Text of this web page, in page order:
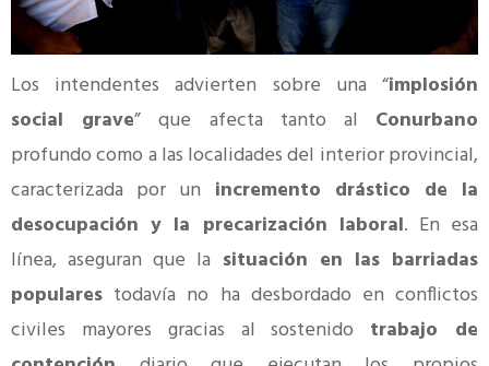
Los intendentes advierten sobre una “implosión
social grave” que afecta tanto al Conurbano
profundo como a las localidades del interior provincial,
caracterizada por un incremento drástico de la
desocupación y la precarización laboral. En esa
línea, aseguran que la situación en las barriadas
populares todavía no ha desbordado en conflictos
civiles mayores gracias al sostenido trabajo de